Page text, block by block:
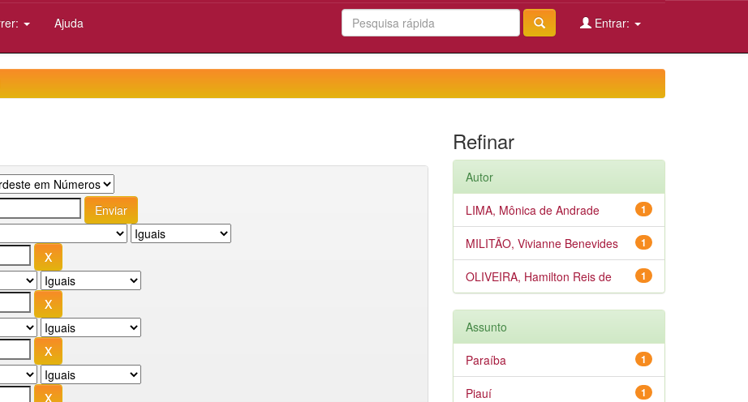
Ajuda Entrar:
Refinar
Autor
1
LIMA, Mônica de Andrade
1
MILITÃO, Vivianne Benevides
1
OLIVEIRA, Hamilton Reis de
Assunto
1
Paraíba
1
Piauí